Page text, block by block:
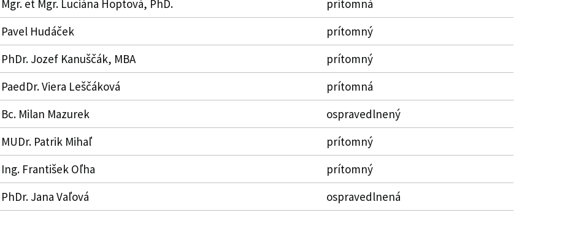
Mgr. et Mgr. Luciána Hoptová, PhD.
prítomná
Pavel Hudáček
prítomný
PhDr. Jozef Kanuščák, MBA
prítomný
PaedDr. Viera Leščáková
prítomná
Bc. Milan Mazurek
ospravedlnený
MUDr. Patrik Mihaľ
prítomný
Ing. František Oľha
prítomný
PhDr. Jana Vaľová
ospravedlnená